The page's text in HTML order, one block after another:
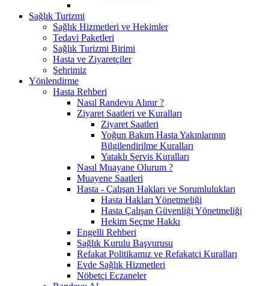
Sağlık Turizmi
Sağlık Hizmetleri ve Hekimler
Tedavi Paketleri
Sağlık Turizmi Birimi
Hasta ve Ziyaretçiler
Şehrimiz
Yönlendirme
Hasta Rehberi
Nasıl Randevu Alınır ?
Ziyaret Saatleri ve Kuralları
Ziyaret Saatleri
Yoğun Bakım Hasta Yakınlarının
Bilgilendirilme Kuralları
Yataklı Servis Kuralları
Nasıl Muayane Olurum ?
Muayene Saatleri
Hasta - Çalışan Hakları ve Sorumlulukları
Hasta Hakları Yönetmeliği
Hasta Çalışan Güvenliği Yönetmeliği
Hekim Seçme Hakkı
Engelli Rehberi
Sağlık Kurulu Başvurusu
Refakat Politikamız ve Refakatçi Kuralları
Evde Sağlık Hizmetleri
Nöbetçi Eczaneler